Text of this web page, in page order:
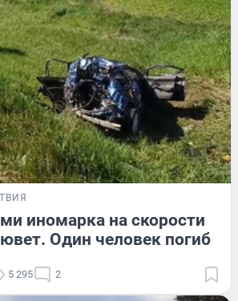
иномарка на скорости
Один человек погиб
5 295 2